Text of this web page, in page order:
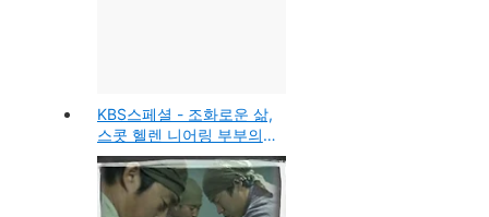
KBS스페셜 - 조화로운 삶,
스콧 헬렌 니어링 부부의
후예들에 대한 다큐방송